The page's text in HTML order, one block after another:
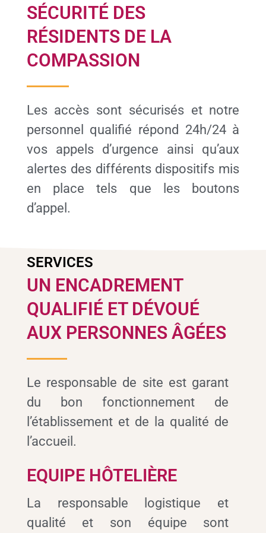
SÉCURITÉ DES
RÉSIDENTS DE LA
COMPASSION
Les accès sont sécurisés et notre
personnel qualifié répond 24h/24 à
vos appels d’urgence ainsi qu’aux
alertes des différents dispositifs mis
en place tels que les boutons
d’appel.
SERVICES
UN ENCADREMENT
QUALIFIÉ ET DÉVOUÉ
AUX PERSONNES ÂGÉES
Le responsable de site est garant
du bon fonctionnement de
l’établissement et de la qualité de
l’accueil.
EQUIPE HÔTELIÈRE
La responsable logistique et
qualité et son équipe sont